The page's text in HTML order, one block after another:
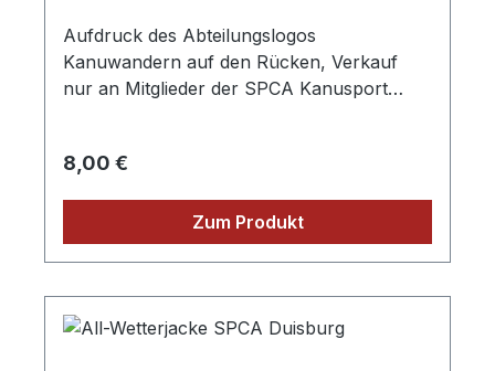
Aufdruck des Abteilungslogos
Kanuwandern auf den Rücken, Verkauf
nur an Mitglieder der SPCA Kanusport
Regulärer Preis:
8,00 €
Zum Produkt